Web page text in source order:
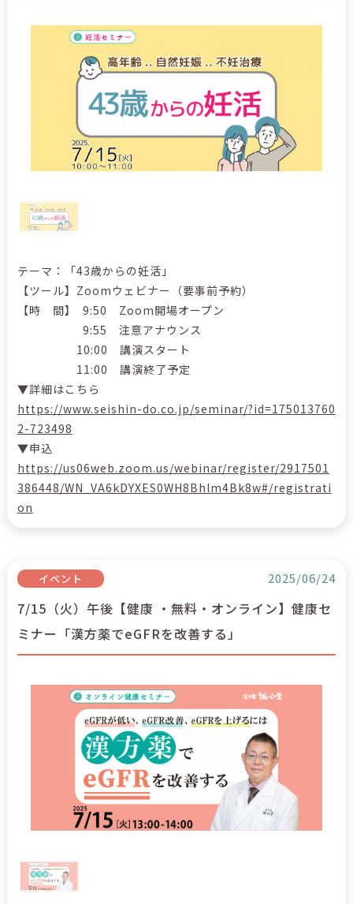
テーマ：「43歳からの妊活」
【ツール】Zoomウェビナー（要事前予約）
【時 間】 9:50 Zoom開場オープン
9:55 注意アナウンス
10:00 講演スタート
11:00 講演終了予定
▼詳細はこちら
https://www.seishin-do.co.jp/seminar/?id=175013760
2-723498
▼申込
https://us06web.zoom.us/webinar/register/2917501
386448/WN_VA6kDYXES0WH8Bhlm4Bk8w#/registrati
on
イベント 2025/06/24
7/15（火）午後【健康 ・無料・オンライン】健康セ
ミナー「漢方薬でeGFRを改善する」